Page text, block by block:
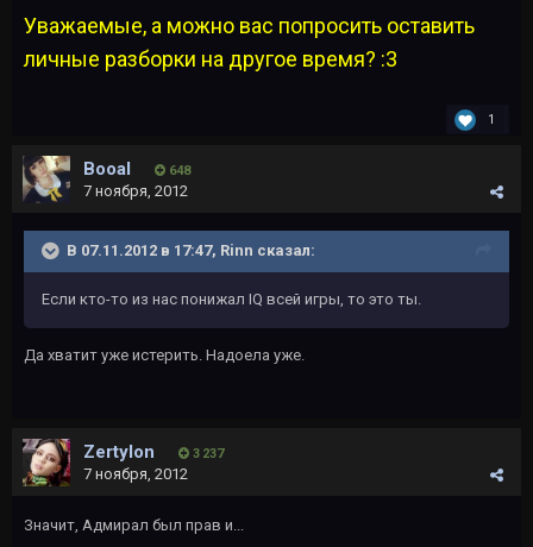
Уважаемые, а можно вас попросить оставить
личные разборки на другое время? :3
1
Booal 648
7 ноября, 2012
В 07.11.2012 в 17:47, Rinn сказал:
Если кто-то из нас понижал IQ всей игры, то это ты.
Да хватит уже истерить. Надоела уже.
Zertylon 3 237
7 ноября, 2012
Значит, Адмирал был прав и...